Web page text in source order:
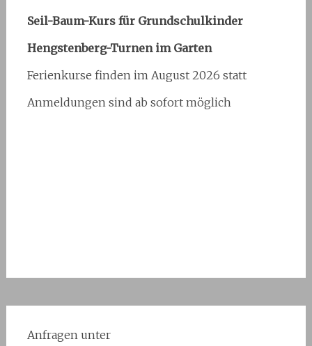
Seil-Baum-Kurs für Grundschulkinder
Hengstenberg-Turnen im Garten
Ferienkurse finden im August 2026 statt
Anmeldungen sind ab sofort möglich
Anfragen unter